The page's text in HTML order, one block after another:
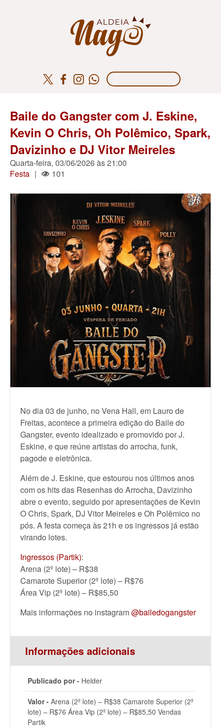
Baile do Gangster com J. Eskine,
Kevin O Chris, Oh Polêmico, Spark,
Davizinho e DJ Vitor Meireles
Quarta-feira, 03/06/2026 às 21:00
Festa | 101
No dia 03 de junho, no Vena Hall, em Lauro de
Freitas, acontece a primeira edição do Baile do
Gangster, evento idealizado e promovido por J.
Eskine, e que reúne artistas do arrocha, funk,
pagode e eletrônica.
Além de J. Eskine, que estourou nos últimos anos
com os hits das Resenhas do Arrocha, Davizinho
abre o evento, seguido por apresentações de Kevin
O Chris, Spark, DJ Vitor Meireles e Oh Polêmico no
pós. A festa começa às 21h e os ingressos já estão
virando lotes.
Ingressos (Partik):
Arena (2º lote) – R$38
Camarote Superior (2º lote) – R$76
Área Vip (2º lote) – R$85,50
Mais informações no instagram@bailedogangster
Informações adicionais
Publicado por - Helder
Valor - Arena (2º lote) – R$38 Camarote Superior (2º
lote) – R$76 Área Vip (2º lote) – R$85,50 Vendas
Partik